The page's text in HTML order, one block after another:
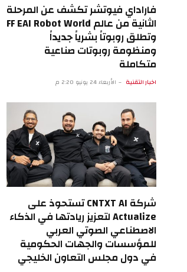
فاراداي فيوتشر تكشف عن المرحلة
الثانية من عالم FF EAI Robot World
وتطلق روبوتاً بشرياً جديداً
ومنظومة روبوتات صناعية
متكاملة
اخبار التقنية الأربعاء 24 يونيو 2:20 م
شركة CNTXT AI تستحوذ على
Actualize لتعزيز ريادتها في الذكاء
الاصطناعي الصوتي العربي
للمؤسسات والجهات الحكومية
في دول مجلس التعاون الخليجي